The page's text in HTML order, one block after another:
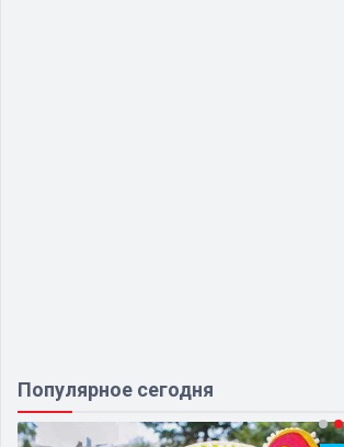
Популярное сегодня